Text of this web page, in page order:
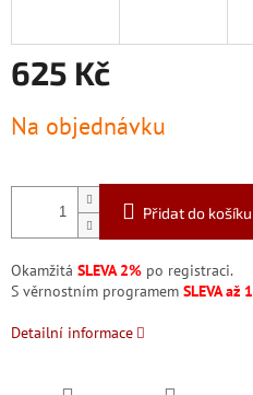
625 Kč
cena:
Na objednávku
Přidat do košíku
Okamžitá SLEVA 2% po registraci.
S věrnostním programem SLEVA až
Detailní informace